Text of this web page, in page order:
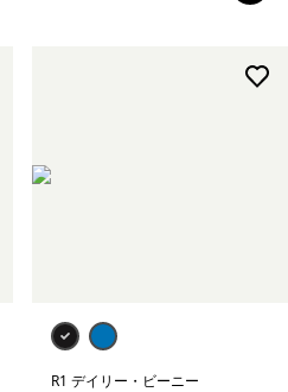
R1 デイリー・ビーニー